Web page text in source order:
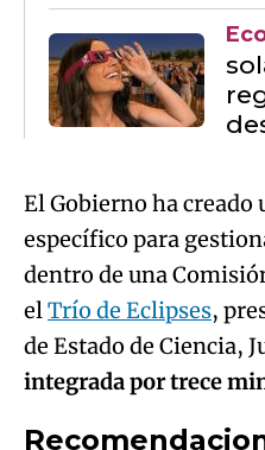
El Gobierno ha creado
específico para
dentro de una
elTrío de Eclipses,
de Estado de Ciencia,
integrada por trece